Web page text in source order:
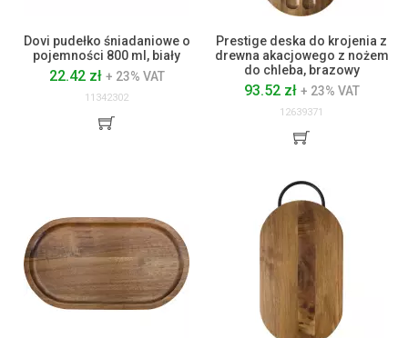
Dovi pudełko śniadaniowe o
pojemności 800 ml, biały
22.42 zł + 23% VAT
11342302
Prestige deska do krojenia z
drewna akacjowego z nożem
do chleba, brazowy
93.52 zł + 23% VAT
12639371